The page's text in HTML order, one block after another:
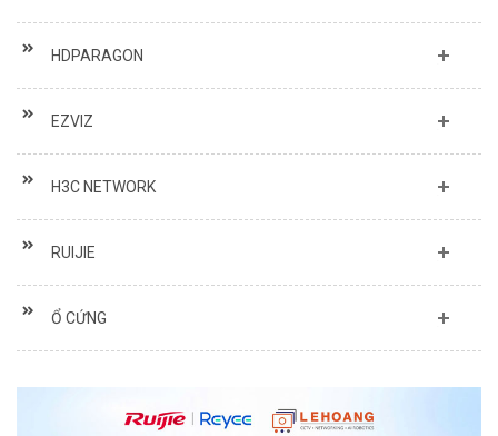
HDPARAGON
EZVIZ
H3C NETWORK
RUIJIE
Ổ CỨNG